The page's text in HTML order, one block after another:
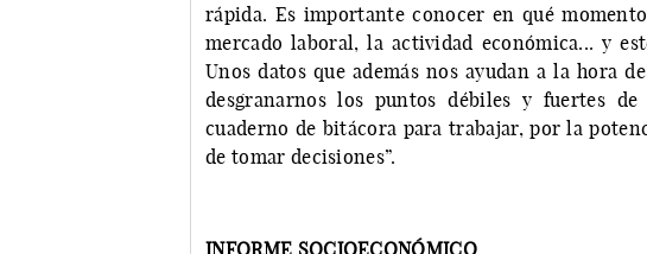
rápida. Es importante conocer en qué
mercado laboral, la actividad económica... y
Unos datos que además nos ayudan a la hora
desgranarnos los puntos débiles y fuertes
cuaderno de bitácora para trabajar, por la
de tomar decisiones”.